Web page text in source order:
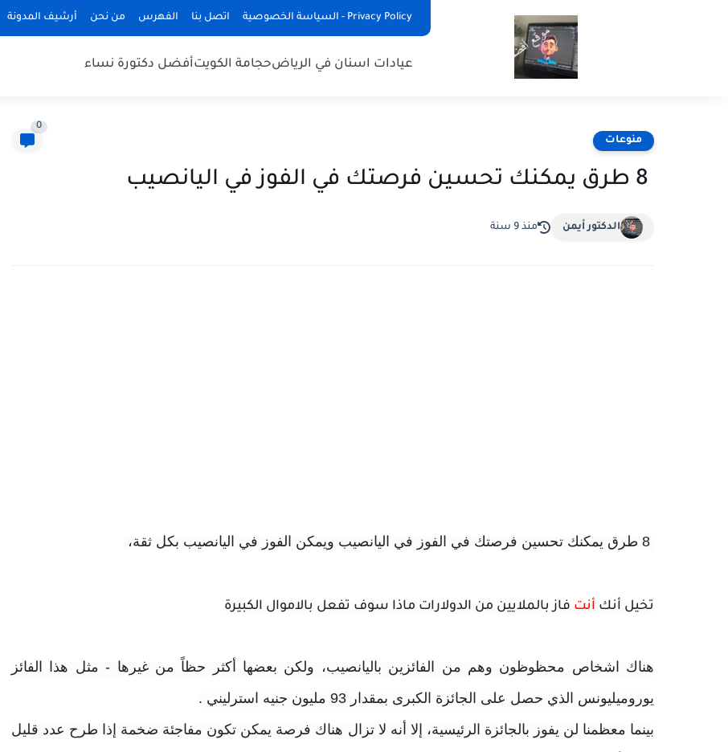
Privacy Policy - السياسة الخصوصية اتصل بنا الفهرس من نحن أرشيف المدونة
عيادات اسنان في الرياضحجامة الكويتأفضل دكتورة نساء
منوعات
0
الدكتور أيمن منذ 9 سنة
تخيل أنك أنت فاز بالملايين من الدولارات ماذا سوف تفعل بالاموال الكبيرة
هناك اشخاص محظوظون وهم من الفائزين باليانصيب، ولكن بعضها أكثر حظاً من غيرها - مثل هذا الفائز
يوروميليونس الذي حصل على الجائزة الكبرى بمقدار 93 مليون جنيه استرليني .
بينما معظمنا لن يفوز بالجائزة الرئيسية، إلا أنه لا تزال هناك فرصة يمكن تكون مفاجئة ضخمة إذا طرح عدد قليل